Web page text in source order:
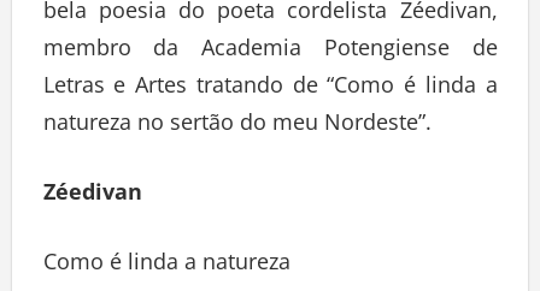
bela poesia do poeta cordelista Zéedivan,
membro da Academia Potengiense de
Letras e Artes tratando de “Como é linda a
natureza no sertão do meu Nordeste”.
Zéedivan
Como é linda a natureza